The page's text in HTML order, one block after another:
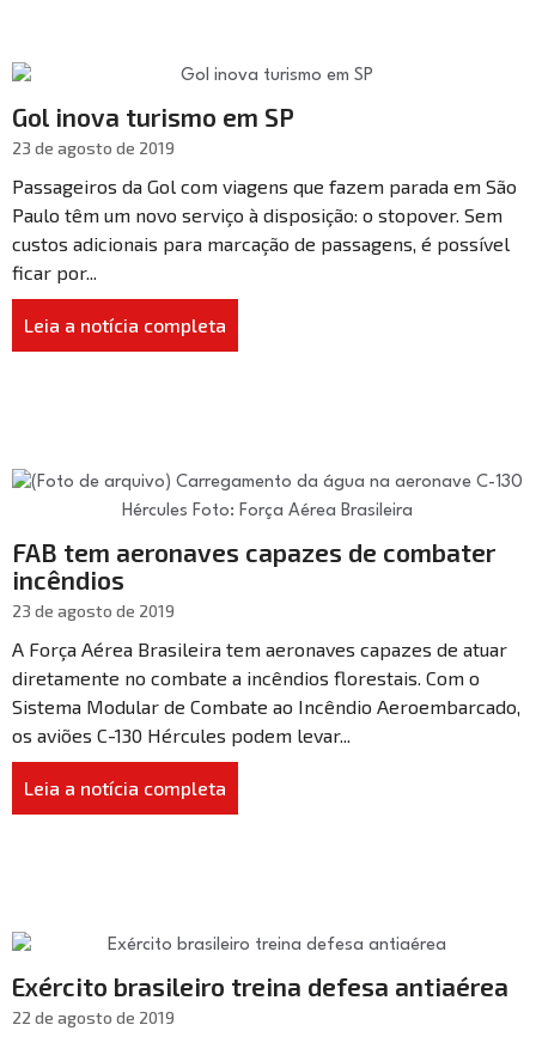
Gol inova turismo em SP
23 de agosto de 2019
Passageiros da Gol com viagens que fazem parada em São
Paulo têm um novo serviço à disposição: o stopover. Sem
custos adicionais para marcação de passagens, é possível
ficar por...
Leia a notícia completa
FAB tem aeronaves capazes de combater
incêndios
23 de agosto de 2019
A Força Aérea Brasileira tem aeronaves capazes de atuar
diretamente no combate a incêndios florestais. Com o
Sistema Modular de Combate ao Incêndio Aeroembarcado,
os aviões C-130 Hércules podem levar...
Leia a notícia completa
Exército brasileiro treina defesa antiaérea
22 de agosto de 2019